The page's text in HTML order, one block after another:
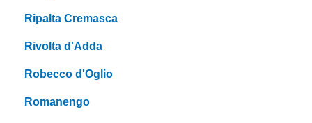
Ripalta Cremasca
Rivolta d'Adda
Robecco d'Oglio
Romanengo